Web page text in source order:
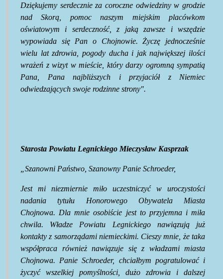
Dziękujemy serdecznie za coroczne odwiedziny w grodzie
nad Skorą, pomoc naszym miejskim placówkom
oświatowym i serdeczność, z jaką zawsze i wszędzie
wypowiada się Pan o Chojnowie. Życzę jednocześnie
wielu lat zdrowia, pogody ducha i jak największej ilości
wrażeń z wizyt w mieście, który darzy ogromną sympatią
Pana, Pana najbliższych i przyjaciół z Niemiec
odwiedzających swoje rodzinne strony".
Starosta Powiatu Legnickiego Mieczysław Kasprzak
„Szanowni Państwo, Szanowny Panie Schroeder,
Jest mi niezmiernie miło uczestniczyć w uroczystości
nadania tytułu Honorowego Obywatela Miasta
Chojnowa. Dla mnie osobiście jest to przyjemna i miła
chwila. Władze Powiatu Legnickiego nawiązują już
kontakty z samorządami niemieckimi. Cieszy mnie, że taka
współpraca również nawiązuje się z władzami miasta
Chojnowa. Panie Schroeder, chciałbym pogratulować i
życzyć wszelkiej pomyślności, dużo zdrowia i dalszej